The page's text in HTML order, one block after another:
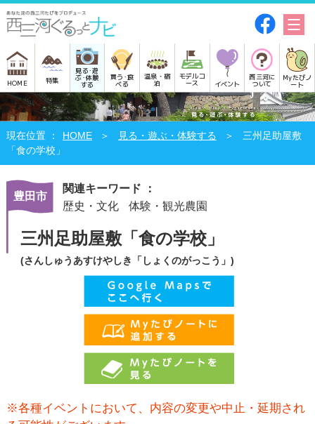
HOME 特集
見る･遊
ぶ･体験
する
買う･食
べる
温泉・宿
泊
モデルコ
ース イベント
西三河に
ついて
Myたびノ
ート
HOME 見る・遊ぶ・体験する
三州足助屋敷
「食の学校」
豊田市
関連キーワード ：
歴史・文化
体験・観光農園
三州足助屋敷「食の学校」
(さんしゅうあすけやしき「しょくのがっこう」)
※各種イベントにおいて、内容の変更や中止・延期され